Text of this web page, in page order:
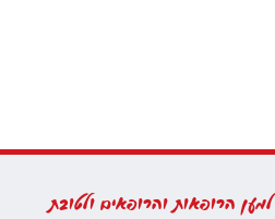
למען הרופאות והרופאים ולטובת